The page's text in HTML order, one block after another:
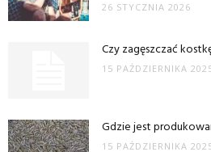
26 STYCZNIA 2026
Czy zagęszczać
15 PAŹDZIERNIKA
Gdzie jest
15 PAŹDZIERNIKA